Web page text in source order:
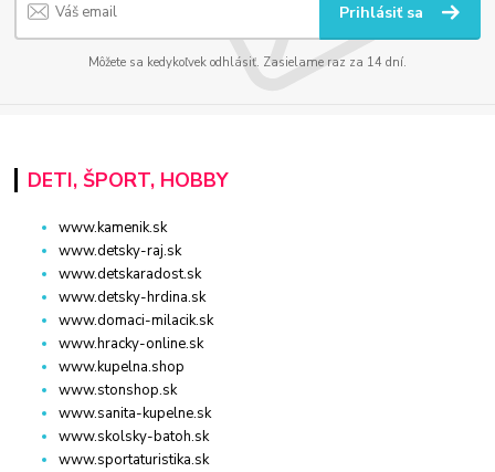
Prihlásiť sa
Môžete sa kedykoľvek odhlásiť. Zasielame raz za 14 dní.
DETI, ŠPORT, HOBBY
www.kamenik.sk
www.detsky-raj.sk
www.detskaradost.sk
www.detsky-hrdina.sk
www.domaci-milacik.sk
www.hracky-online.sk
www.kupelna.shop
www.stonshop.sk
www.sanita-kupelne.sk
www.skolsky-batoh.sk
www.sportaturistika.sk